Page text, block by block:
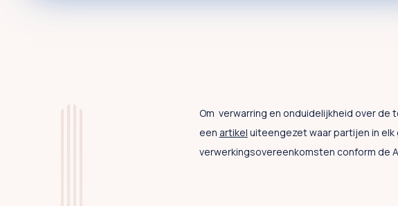
Om verwarring en onduidelijkheid over
een artikel uiteengezet waar partijen in
verwerkingsovereenkomsten conform de